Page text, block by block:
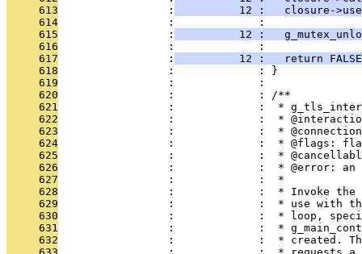
     613
                 :
12 :   closure-
     614
                 :             :
     615
                 :
12 :
     616
                 :             :
     617
                 :
12 :   return
     618
                 :             : }
     619
                 :             :
     620
                 :             : /**
     621
:             :  *
     622
:             :  *
     623
:             :  *
     624
:             :  * @flags:
     625
:             :  *
     626
:             :  * @error:
     627
                 :             :  *
     628
:             :  * Invoke
     629
:             :  * use with
     630
:             :  * loop,
     631
:             :  *
     632
:             :  * created.